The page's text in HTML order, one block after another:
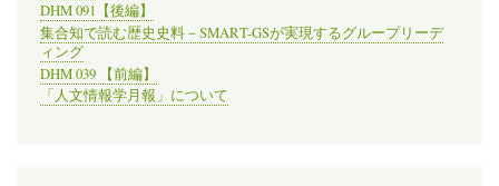
DHM 091【後編】
集合知で読む歴史史料－SMART-GSが実現するグループリーデ
ィング
DHM 039 【前編】
「人文情報学月報」について